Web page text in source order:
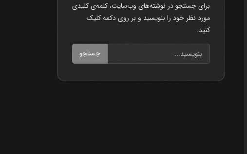
برای جستجو در نوشته‌های وب‌سایت، کلمه‌ی کلیدی
مورد نظر خود را بنویسید و بر روی دکمه کلیک
کنید.
جستجو